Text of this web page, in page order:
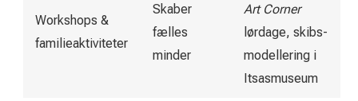
Workshops &
familieaktiviteter
Skaber
fælles
minder
Art Corner
lørdage, skibs-
modellering i
Itsasmuseum